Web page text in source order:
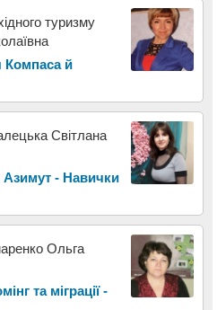
туризму
Компаса й
Світлана
- Навички
Ольга
та міграції -